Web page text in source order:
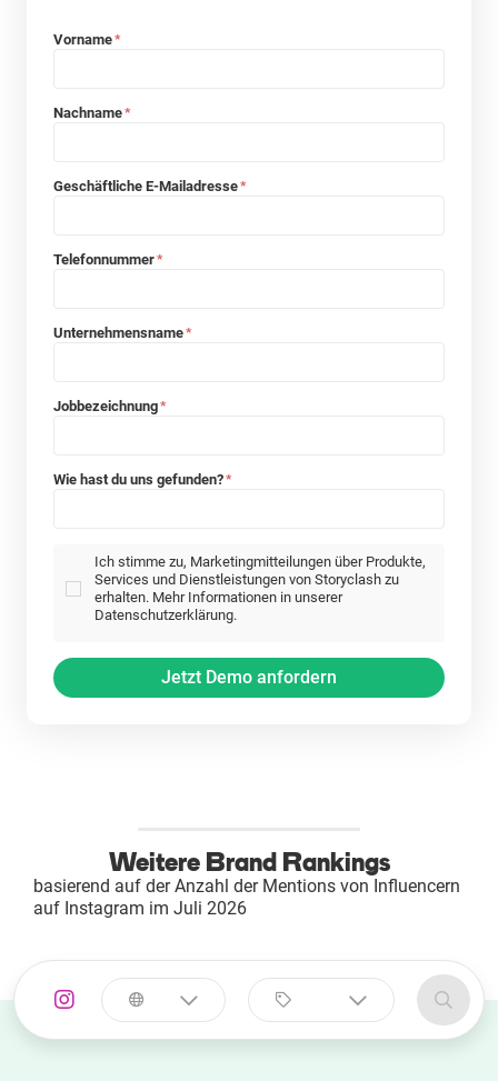
Vorname*
Nachname*
Geschäftliche E-Mailadresse*
Telefonnummer*
Unternehmensname*
Jobbezeichnung*
Wie hast du uns gefunden?*
Ich stimme zu, Marketingmitteilungen über Produkte,
Services und Dienstleistungen von Storyclash zu
erhalten. Mehr Informationen in unserer
Datenschutzerklärung.
Weitere Brand Rankings
basierend auf der Anzahl der Mentions von Influencern
auf Instagram im Juli 2026